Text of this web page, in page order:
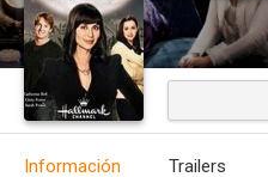
Información Trailers